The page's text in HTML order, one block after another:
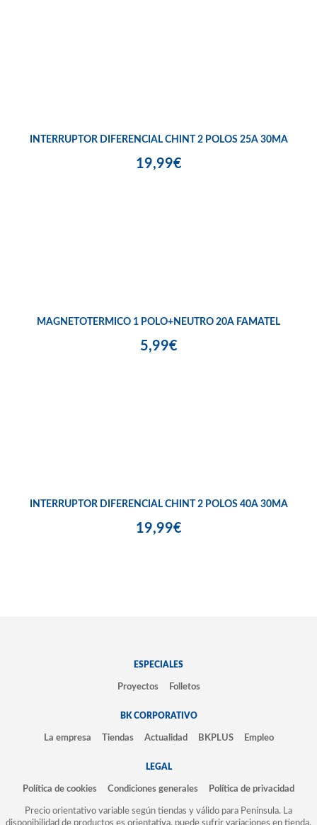
INTERRUPTOR DIFERENCIAL CHINT 2 POLOS 25A 30MA
19,99€
MAGNETOTERMICO 1 POLO+NEUTRO 20A FAMATEL
5,99€
INTERRUPTOR DIFERENCIAL CHINT 2 POLOS 40A 30MA
19,99€
ESPECIALES
Proyectos Folletos
BK CORPORATIVO
La empresa Tiendas Actualidad BKPLUS Empleo
LEGAL
Política de cookies Condiciones generales Política de privacidad
Precio orientativo variable según tiendas y válido para Península. La
disponibilidad de productos es orientativa, puede sufrir variaciones en tienda.